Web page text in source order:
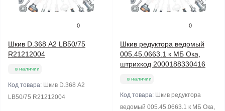
0
Шкив D.368 А2 LB50/75
R21212004
в наличии
Код товара: Шкив D.368 А2
LB50/75 R21212004
0
Шкив редуктора ведомый
005.45.0663.1 к МБ Ока,
штрихкод 2000188330416
в наличии
Код товара: Шкив редуктора
ведомый 005.45.0663.1 к МБ Ока,